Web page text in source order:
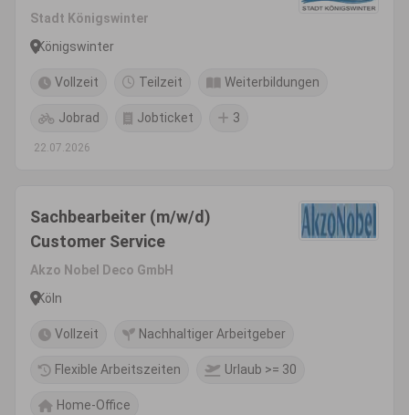
Stadt Königswinter
Königswinter
Vollzeit Teilzeit Weiterbildungen
Jobrad Jobticket 3
22.07.2026
Sachbearbeiter (m/w/d)
Customer Service
Akzo Nobel Deco GmbH
Köln
Vollzeit Nachhaltiger Arbeitgeber
Flexible Arbeitszeiten Urlaub >= 30
Home-Office